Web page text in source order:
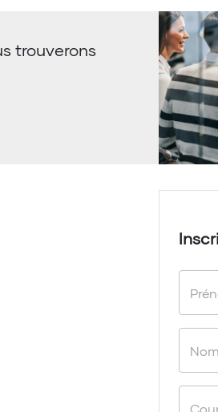
trouverons